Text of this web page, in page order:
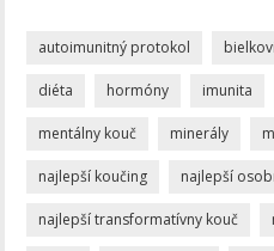
autoimunitný protokol
diéta hormóny imunita
mentálny kouč minerály
najlepší koučing najlepší
najlepší transformatívny kouč